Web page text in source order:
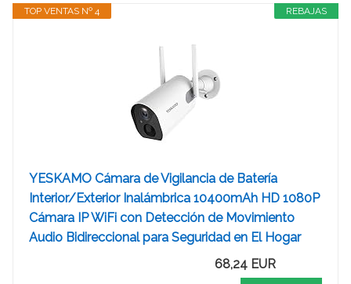
REBAJAS
TOP VENTAS Nº 4
YESKAMO Cámara de Vigilancia de Batería
Interior/Exterior Inalámbrica 10400mAh HD 1080P
Cámara IP WiFi con Detección de Movimiento
Audio Bidireccional para Seguridad en El Hogar
68,24 EUR